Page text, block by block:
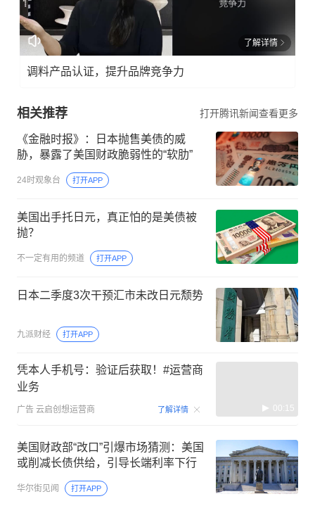
了解详情
调料产品认证，提升品牌竞争力
相关推荐 打开腾讯新闻查看更多
《金融时报》：日本抛售美债的威
胁，暴露了美国财政脆弱性的“软肋”
24时观象台 打开APP
美国出手托日元，真正怕的是美债被
抛？
不一定有用的频道 打开APP
日本二季度3次干预汇市未改日元颓势
九派财经 打开APP
凭本人手机号：验证后获取！#运营商
业务
广告 云启创想运营商 了解详情 00:15
美国财政部“改口”引爆市场猜测：美国
或削减长债供给，引导长端利率下行
华尔街见闻 打开APP